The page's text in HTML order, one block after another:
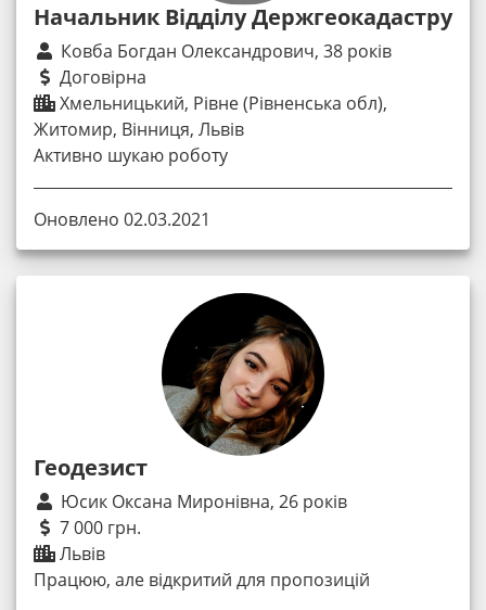
Начальник Відділу Держгеокадастру
Ковба Богдан Олександрович, 38 років
Договірна
Хмельницький, Рівне (Рівненська обл),
Житомир, Вінниця, Львів
Активно шукаю роботу
Оновлено 02.03.2021
Геодезист
Юсик Оксана Миронівна, 26 років
7 000 грн.
Львів
Працюю, але відкритий для пропозицій